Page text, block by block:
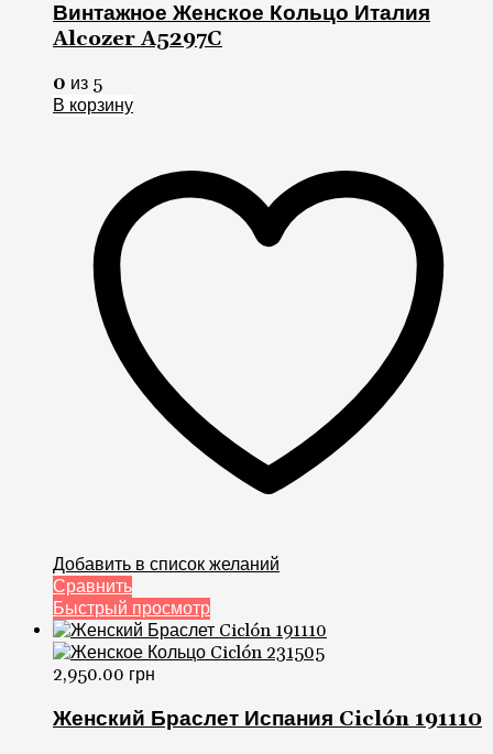
Винтажное Женское Кольцо Италия
Alcozer A5297C
0 из 5
В корзину
Добавить в список желаний
Сравнить
Быстрый просмотр
2,950.00 грн
Женский Браслет Испания Ciclón 191110